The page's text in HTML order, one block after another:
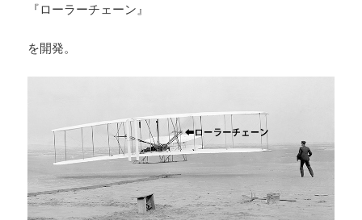
『ローラーチェーン』
を開発。